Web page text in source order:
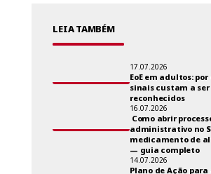
LEIA TAMBÉM
17.07.2026
EoE em adultos: por
sinais custam a ser
reconhecidos
16.07.2026
Como abrir
administrativo no
medicamento de
— guia completo
14.07.2026
Plano de Ação para